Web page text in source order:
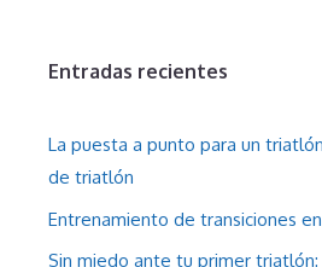
Entradas recientes
La puesta a punto para un
de triatlón
Entrenamiento de transiciones
Sin miedo ante tu primer triatlón: